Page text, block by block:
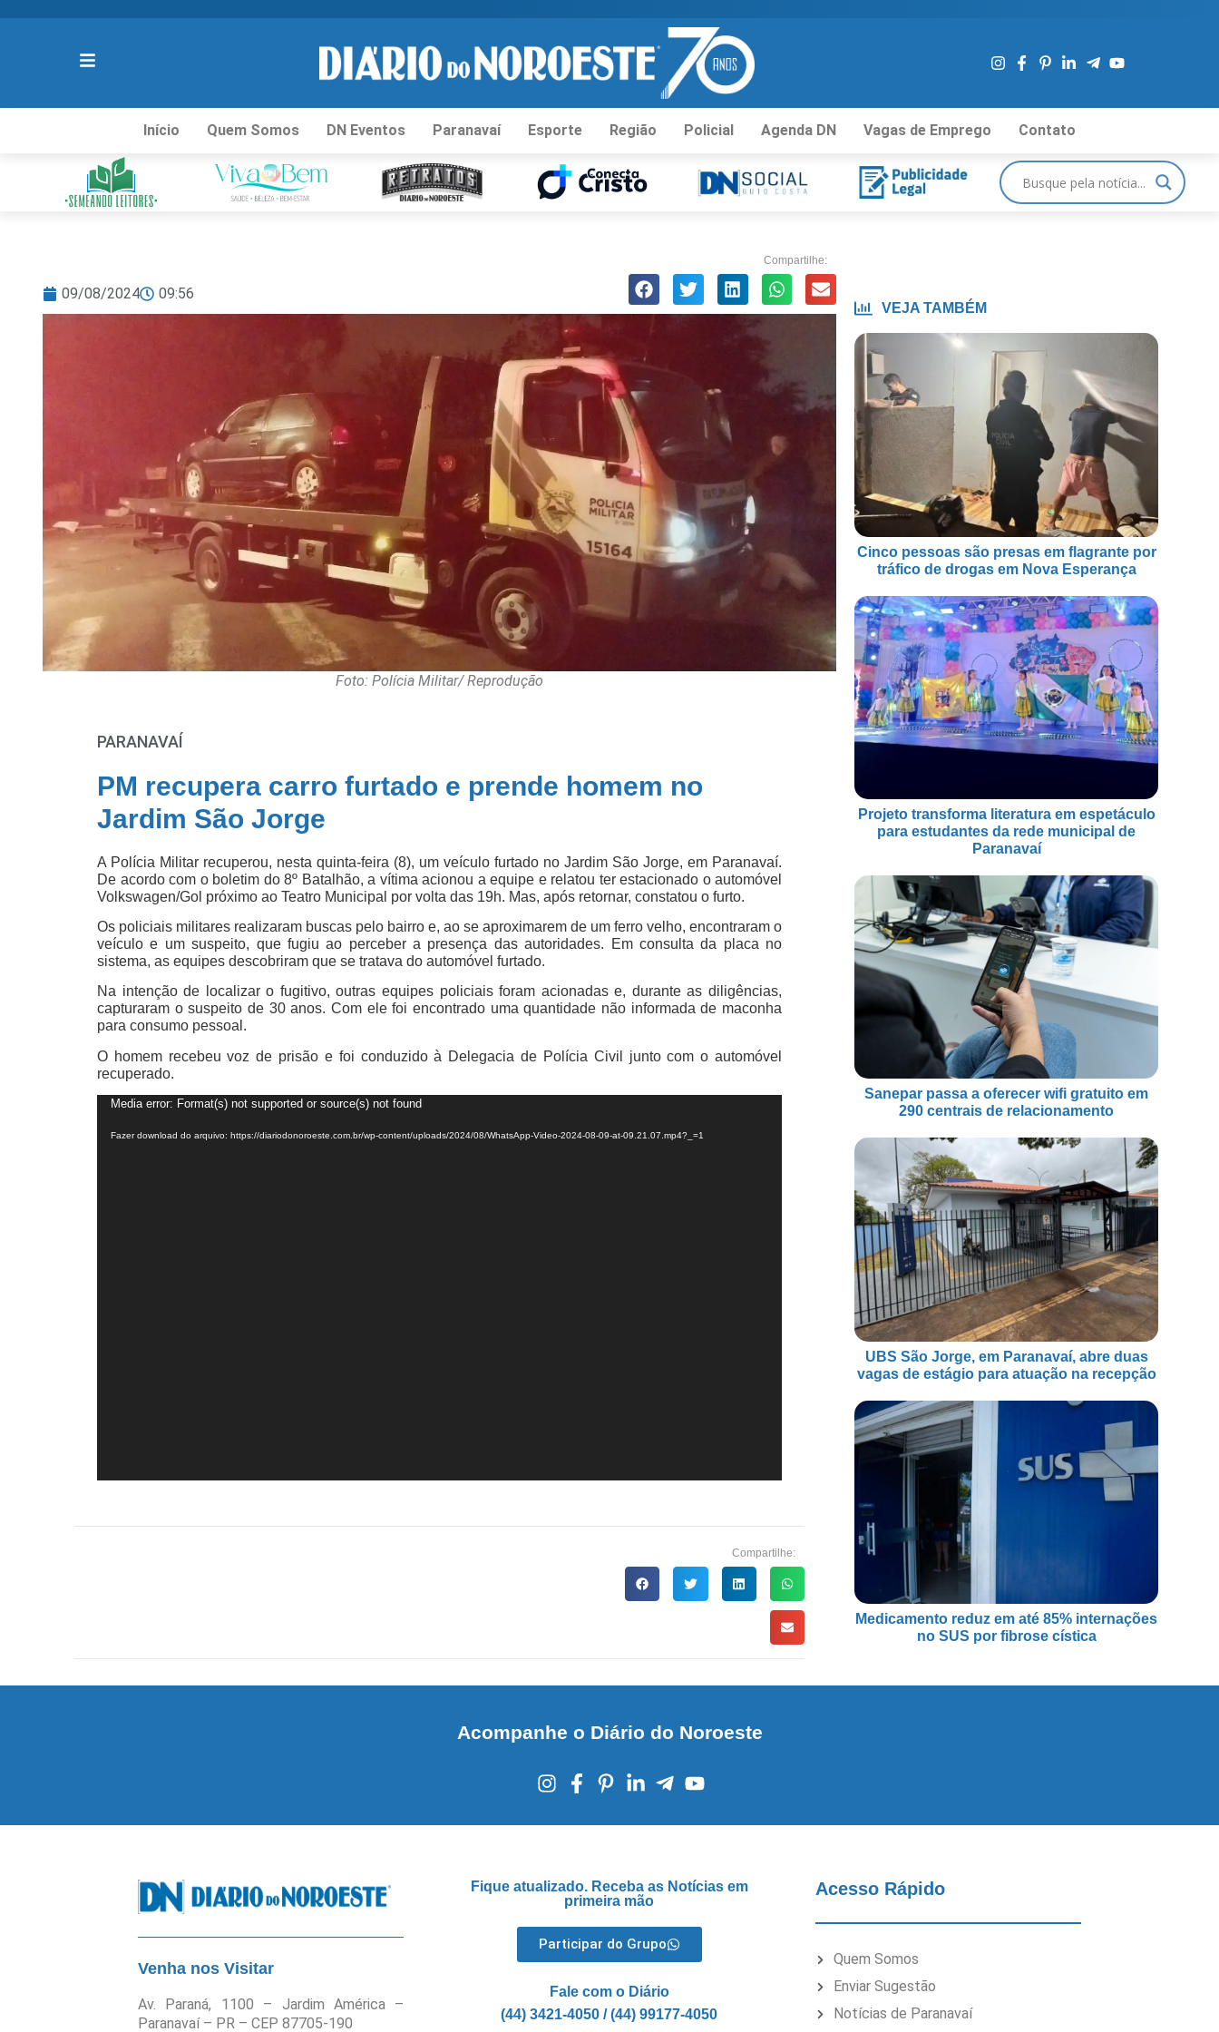
Início Quem Somos DN Eventos Paranavaí Esporte Região Policial Agenda DN Vagas de Emprego Contato
09/08/2024 09:56
Compartilhe:
Foto: Polícia Militar/ Reprodução
PARANAVAÍ
PM recupera carro furtado e prende homem no
Jardim São Jorge
A Polícia Militar recuperou, nesta quinta-feira (8), um veículo furtado no Jardim São Jorge, em Paranavaí.
De acordo com o boletim do 8º Batalhão, a vítima acionou a equipe e relatou ter estacionado o automóvel
Volkswagen/Gol próximo ao Teatro Municipal por volta das 19h. Mas, após retornar, constatou o furto.
Os policiais militares realizaram buscas pelo bairro e, ao se aproximarem de um ferro velho, encontraram o
veículo e um suspeito, que fugiu ao perceber a presença das autoridades. Em consulta da placa no
sistema, as equipes descobriram que se tratava do automóvel furtado.
Na intenção de localizar o fugitivo, outras equipes policiais foram acionadas e, durante as diligências,
capturaram o suspeito de 30 anos. Com ele foi encontrado uma quantidade não informada de maconha
para consumo pessoal.
O homem recebeu voz de prisão e foi conduzido à Delegacia de Polícia Civil junto com o automóvel
recuperado.
Tocador
vídeo
Media error: Format(s) not supported or source(s) not found
Fazer download do arquivo: https://diariodonoroeste.com.br/wp-content/uploads/2024/08/WhatsApp-Video-2024-08-09-at-09.21.07.mp4?_=1
Compartilhe:
VEJA TAMBÉM
Cinco pessoas são presas em flagrante por
tráfico de drogas em Nova Esperança
Projeto transforma literatura em espetáculo
para estudantes da rede municipal de
Paranavaí
Sanepar passa a oferecer wifi gratuito em
290 centrais de relacionamento
UBS São Jorge, em Paranavaí, abre duas
vagas de estágio para atuação na recepção
Medicamento reduz em até 85% internações
no SUS por fibrose cística
Acompanhe o Diário do Noroeste
Venha nos Visitar
Av. Paraná, 1100 – Jardim América –
Paranavaí – PR – CEP 87705-190
Fique atualizado. Receba as Notícias em
primeira mão
Participar do Grupo
Fale com o Diário
(44) 3421-4050 / (44) 99177-4050
Acesso Rápido
Quem Somos
Enviar Sugestão
Notícias de Paranavaí